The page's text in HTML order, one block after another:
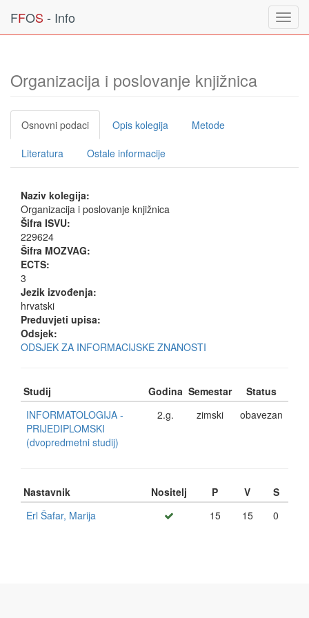
FFOS - Info
Organizacija i poslovanje knjižnica
Osnovni podaci Opis kolegija Metode
Literatura Ostale informacije
Naziv kolegija:
Organizacija i poslovanje knjižnica
Šifra ISVU:
229624
Šifra MOZVAG:
ECTS:
3
Jezik izvođenja:
hrvatski
Preduvjeti upisa:
Odsjek:
ODSJEK ZA INFORMACIJSKE ZNANOSTI
Studij Godina Semestar
Status
INFORMATOLOGIJA -
PRIJEDIPLOMSKI
(dvopredmetni studij)
2.g. zimski obavezan
Nastavnik Nositelj P V
S
Erl Šafar, Marija
15 15 0